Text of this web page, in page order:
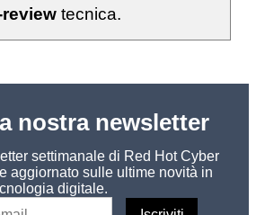
tecnica.
nostra newsletter
settimanale di Red Hot Cyber
aggiornato sulle ultime novità in
digitale.